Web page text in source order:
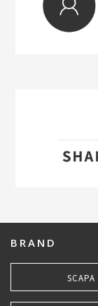
BRAND
SCAPA